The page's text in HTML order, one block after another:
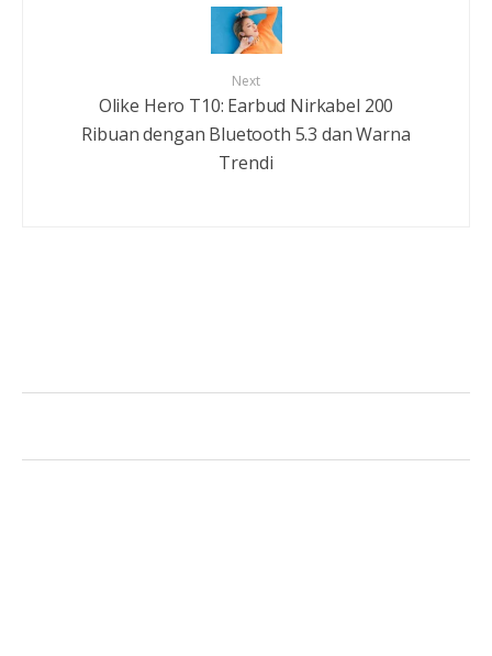
Next
Olike Hero T10: Earbud Nirkabel 200
Ribuan dengan Bluetooth 5.3 dan Warna
Trendi